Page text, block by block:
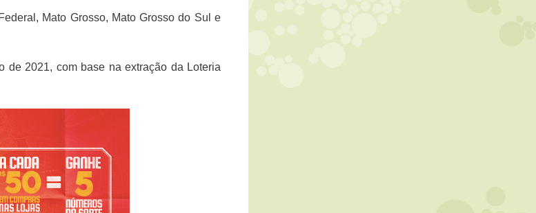
Mato Grosso, Mato Grosso do Sul e
de 2021, com base na extração da Loteria